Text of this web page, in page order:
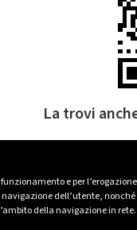
e per
dell’utente,
della navigazione in
La trovi